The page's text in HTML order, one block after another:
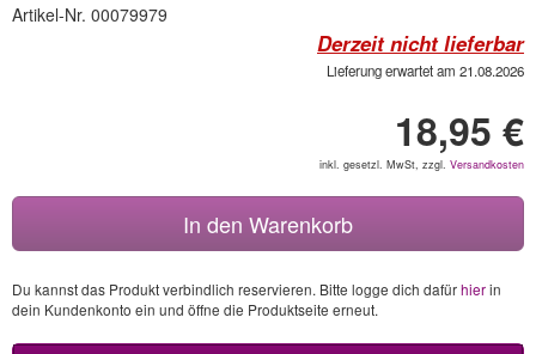
Artikel-Nr. 00079979
Derzeit nicht lieferbar
Lieferung erwartet am 21.08.2026
18,95 €
inkl. gesetzl. MwSt, zzgl. Versandkosten
In den Warenkorb
Du kannst das Produkt verbindlich reservieren. Bitte logge dich dafürhierin
dein Kundenkonto ein und öffne die Produktseite erneut.